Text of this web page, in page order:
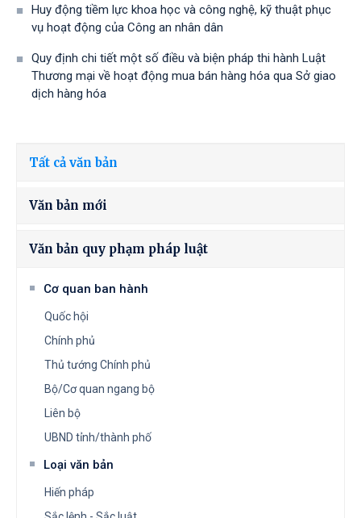
Huy động tiềm lực khoa học và công nghệ, kỹ thuật phục
vụ hoạt động của Công an nhân dân
Quy định chi tiết một số điều và biện pháp thi hành Luật
Thương mại về hoạt động mua bán hàng hóa qua Sở giao
dịch hàng hóa
Tất cả văn bản
Văn bản mới
Văn bản quy phạm pháp luật
Cơ quan ban hành
Quốc hội
Chính phủ
Thủ tướng Chính phủ
Bộ/Cơ quan ngang bộ
Liên bộ
UBND tỉnh/thành phố
Loại văn bản
Hiến pháp